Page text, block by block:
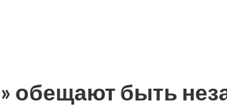
обещают быть